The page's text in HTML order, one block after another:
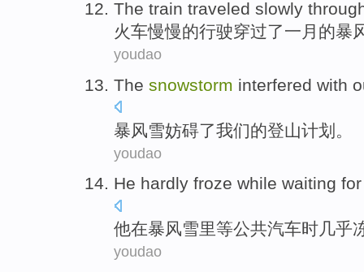
The train traveled slowly
火车慢慢的行驶穿过了一月 的暴
youdao
The snowstorm interfered with
暴风雪妨碍了我们的登山计划 。
youdao
He hardly froze while waiting for
他在暴风雪里等公共汽车时几乎
youdao